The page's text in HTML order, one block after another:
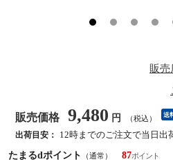
販売
販売価格 9,480 円 （税込） 送
出荷目安：
12時までのご注文で当日出
たまるdポイント
（通常）
87